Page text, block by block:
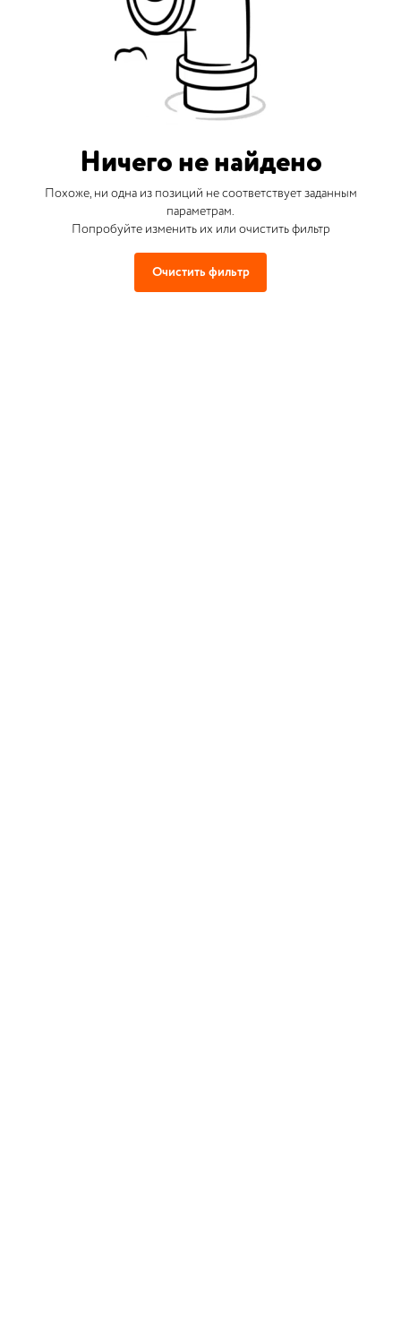
Ничего не найдено
Похоже, ни одна из позиций не соответствует заданным
параметрам.
Попробуйте изменить их или очистить фильтр
Очистить фильтр